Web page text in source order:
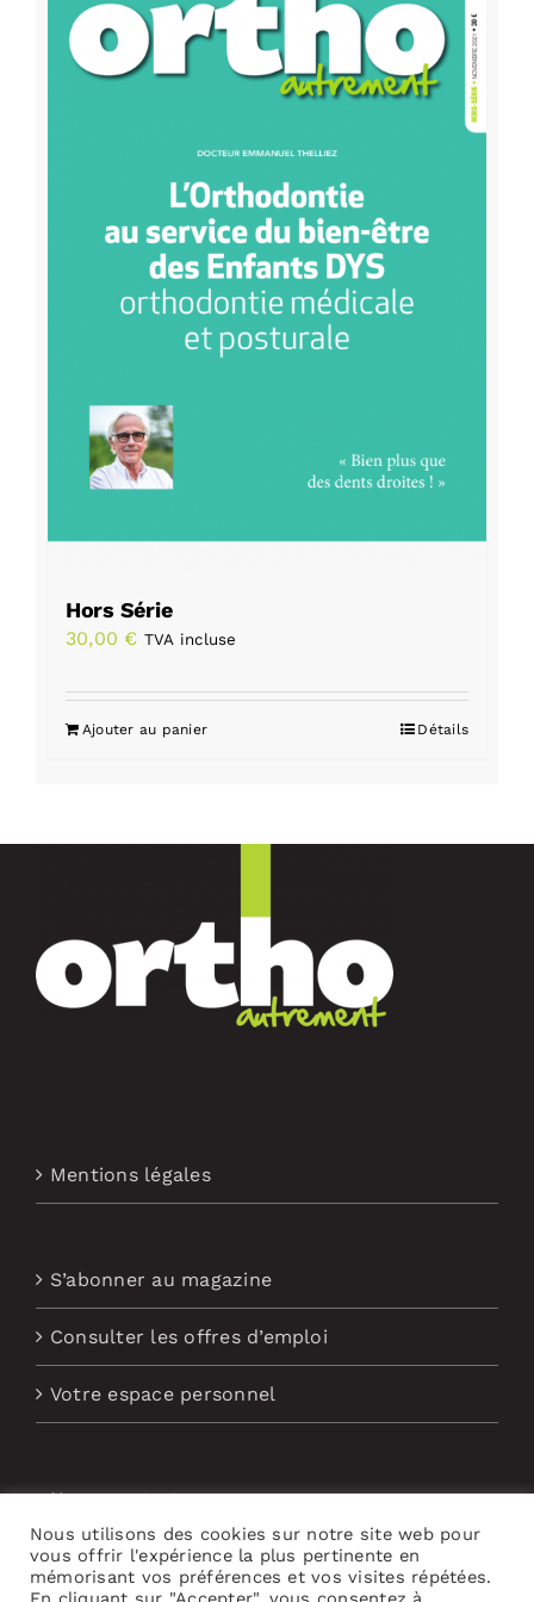
Hors Série
30,00 € TVA incluse
Ajouter au panier Détails
Mentions légales
S’abonner au magazine
Consulter les offres d’emploi
Votre espace personnel
Nous contacter
Abonnement aux Newsletters
Nous utilisons des cookies sur notre site web pour
vous offrir l'expérience la plus pertinente en
mémorisant vos préférences et vos visites répétées.